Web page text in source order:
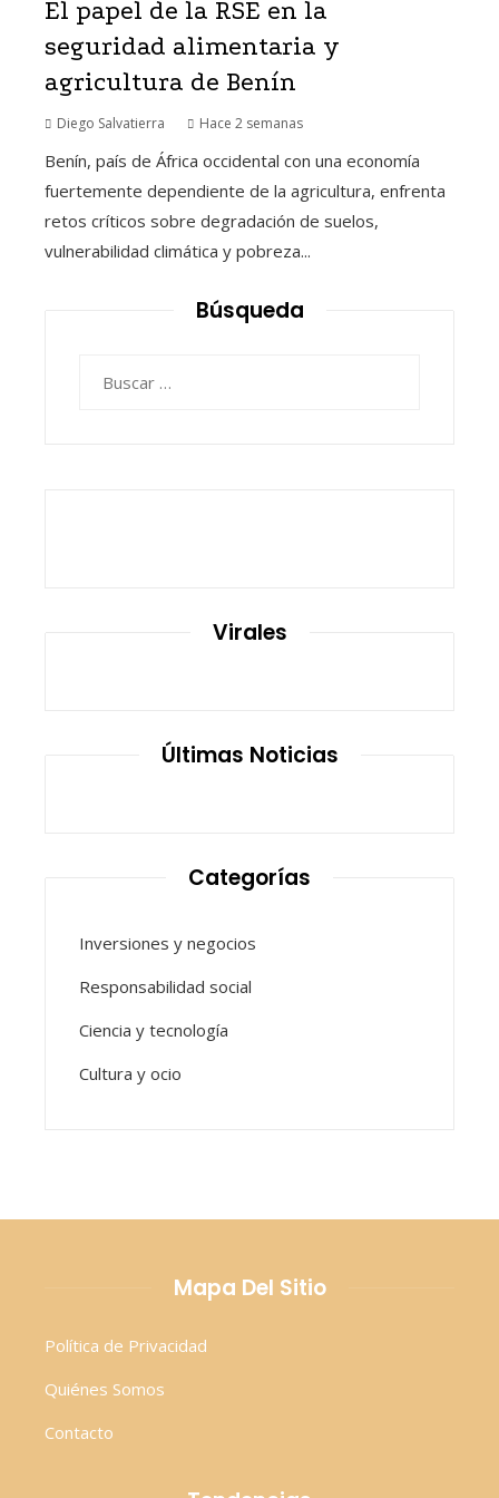
El papel de la RSE en la
seguridad alimentaria y
agricultura de Benín
Diego Salvatierra Hace 2 semanas
Benín, país de África occidental con una economía
fuertemente dependiente de la agricultura, enfrenta
retos críticos sobre degradación de suelos,
vulnerabilidad climática y pobreza...
Búsqueda
Virales
Últimas Noticias
Categorías
Inversiones y negocios
Responsabilidad social
Ciencia y tecnología
Cultura y ocio
Mapa Del Sitio
Política de Privacidad
Quiénes Somos
Contacto